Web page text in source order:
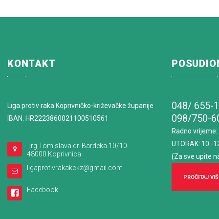
KONTAKT
Liga protiv raka Koprivničko-križevačke županije
IBAN: HR2223860021100510561
Trg Tomislava dr. Bardeka 10/10
48000 Koprivnica
ligaprotivrakakckz@gmail.com
Facebook
048/ 655-
098/750-
Radno vrijeme:
UTORAK: 10 -
(Za sve upite
PROČITAJ